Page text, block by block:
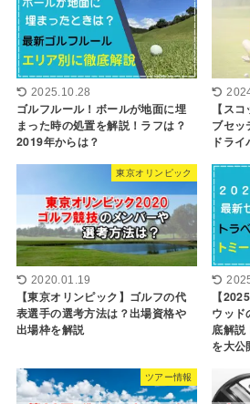
2025.10.28
ゴルフルール！ボールが地面に埋
まった時の処置を解説！ラフは？
2019年からは？
【ス
ブセ
ドラ
東京オリンピック
2020.01.19
【東京オリンピック】ゴルフの代
表選手の選考方法は？出場資格や
出場枠を解説
【
ウッド
底解説
を大公
ツアー情報